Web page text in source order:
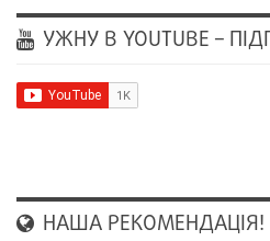
УЖНУ В YOUTUBE –
НАША РЕКОМЕНДАЦІЯ!